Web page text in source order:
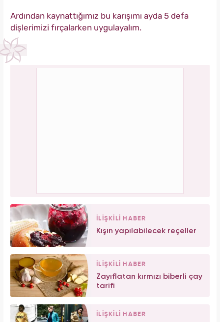
Ardından kaynattığımız bu karışımı ayda 5 defa
dişlerimizi fırçalarken uygulayalım.
İLİŞKİLİ HABER
Kışın yapılabilecek reçeller
İLİŞKİLİ HABER
Zayıflatan kırmızı biberli çay
tarifi
İLİŞKİLİ HABER